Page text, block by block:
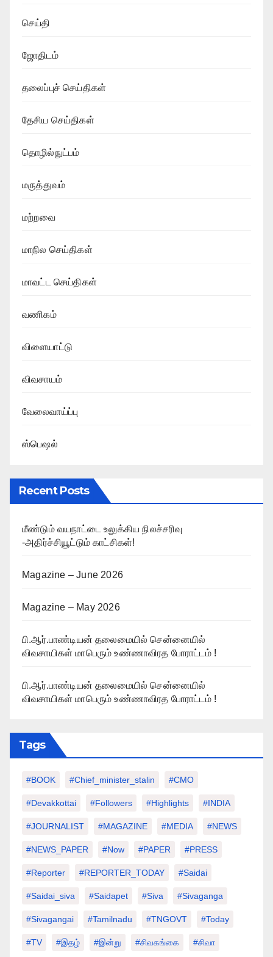
செய்தி
ஜோதிடம்
தலைப்புச் செய்திகள்
தேசிய செய்திகள்
தொழில்நுட்பம்
மருத்துவம்
மற்றவை
மாநில செய்திகள்
மாவட்ட செய்திகள்
வணிகம்
விளையாட்டு
விவசாயம்
வேலைவாய்ப்பு
ஸ்பெஷல்
Recent Posts
மீண்டும் வயநாட்டை உலுக்கிய நிலச்சரிவு
-அதிர்ச்சியூட்டும் காட்சிகள்!
Magazine – June 2026
Magazine – May 2026
பி.ஆர்.பாண்டியன் தலைமையில் சென்னையில்
விவசாயிகள் மாபெரும் உண்ணாவிரத போராட்டம் !
பி.ஆர்.பாண்டியன் தலைமையில் சென்னையில்
விவசாயிகள் மாபெரும் உண்ணாவிரத போராட்டம் !
Tags
#BOOK #chief_minister_stalin #CMO
#devakkottai #followers #highlights #INDIA
#JOURNALIST #MAGAZINE #MEDIA #NEWS
#NEWS_PAPER #Now #PAPER #PRESS
#Reporter #REPORTER_TODAY #saidai
#saidai_siva #saidapet #Siva #Sivaganga
#sivagangai #tamilnadu #TNGOVT #today
#TV #இதழ் #இன்று #சிவகங்கை #சிவா